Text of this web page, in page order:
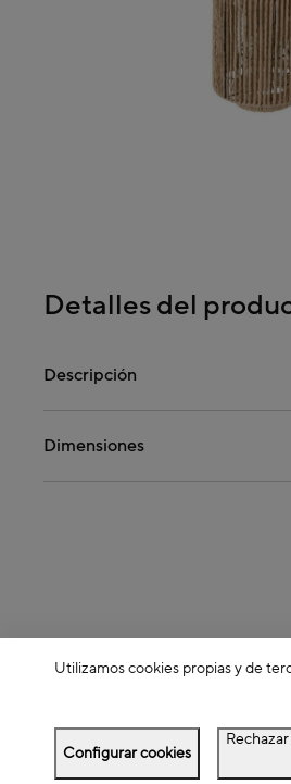
Detalles del
Descripción
Dimensiones
Utilizamos cookies propias y de
Configurar cookies